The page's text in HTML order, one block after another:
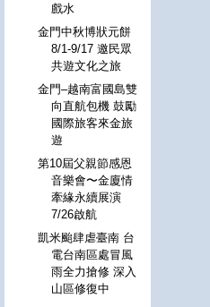
戲水
金門中秋博狀元餅
8/1-9/17 邀民眾
共遊文化之旅
金門–越南富國島雙
向直航包機 鼓勵
國際旅客來金旅
遊
第10屆父親節感恩
音樂會〜金廈情
牽緣永續展演
7/26啟航
凱米颱肆虐臺南 台
電台南區處冒風
雨全力搶修 深入
山區修復中